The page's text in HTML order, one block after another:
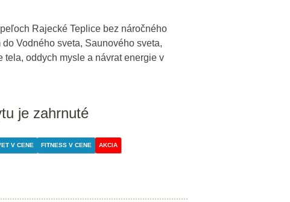
Rajecké Teplice bez náročného
Vodného sveta, Saunového sveta,
oddych mysle a návrat energie v
je zahrnuté
V CENE FITNESS V CENE AKCIA